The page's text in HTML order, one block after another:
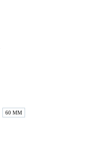
60 ММ